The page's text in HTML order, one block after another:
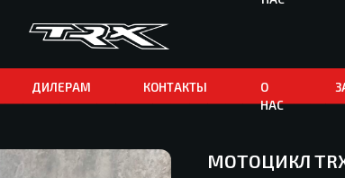
ДИЛЕРАМ КОНТАКТЫ
О
НАС
МОТОЦИКЛ TRX